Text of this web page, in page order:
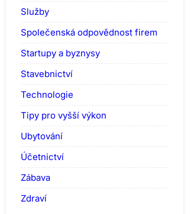
Služby
Společenská odpovědnost firem
Startupy a byznysy
Stavebnictví
Technologie
Tipy pro vyšší výkon
Ubytování
Účetnictví
Zábava
Zdraví